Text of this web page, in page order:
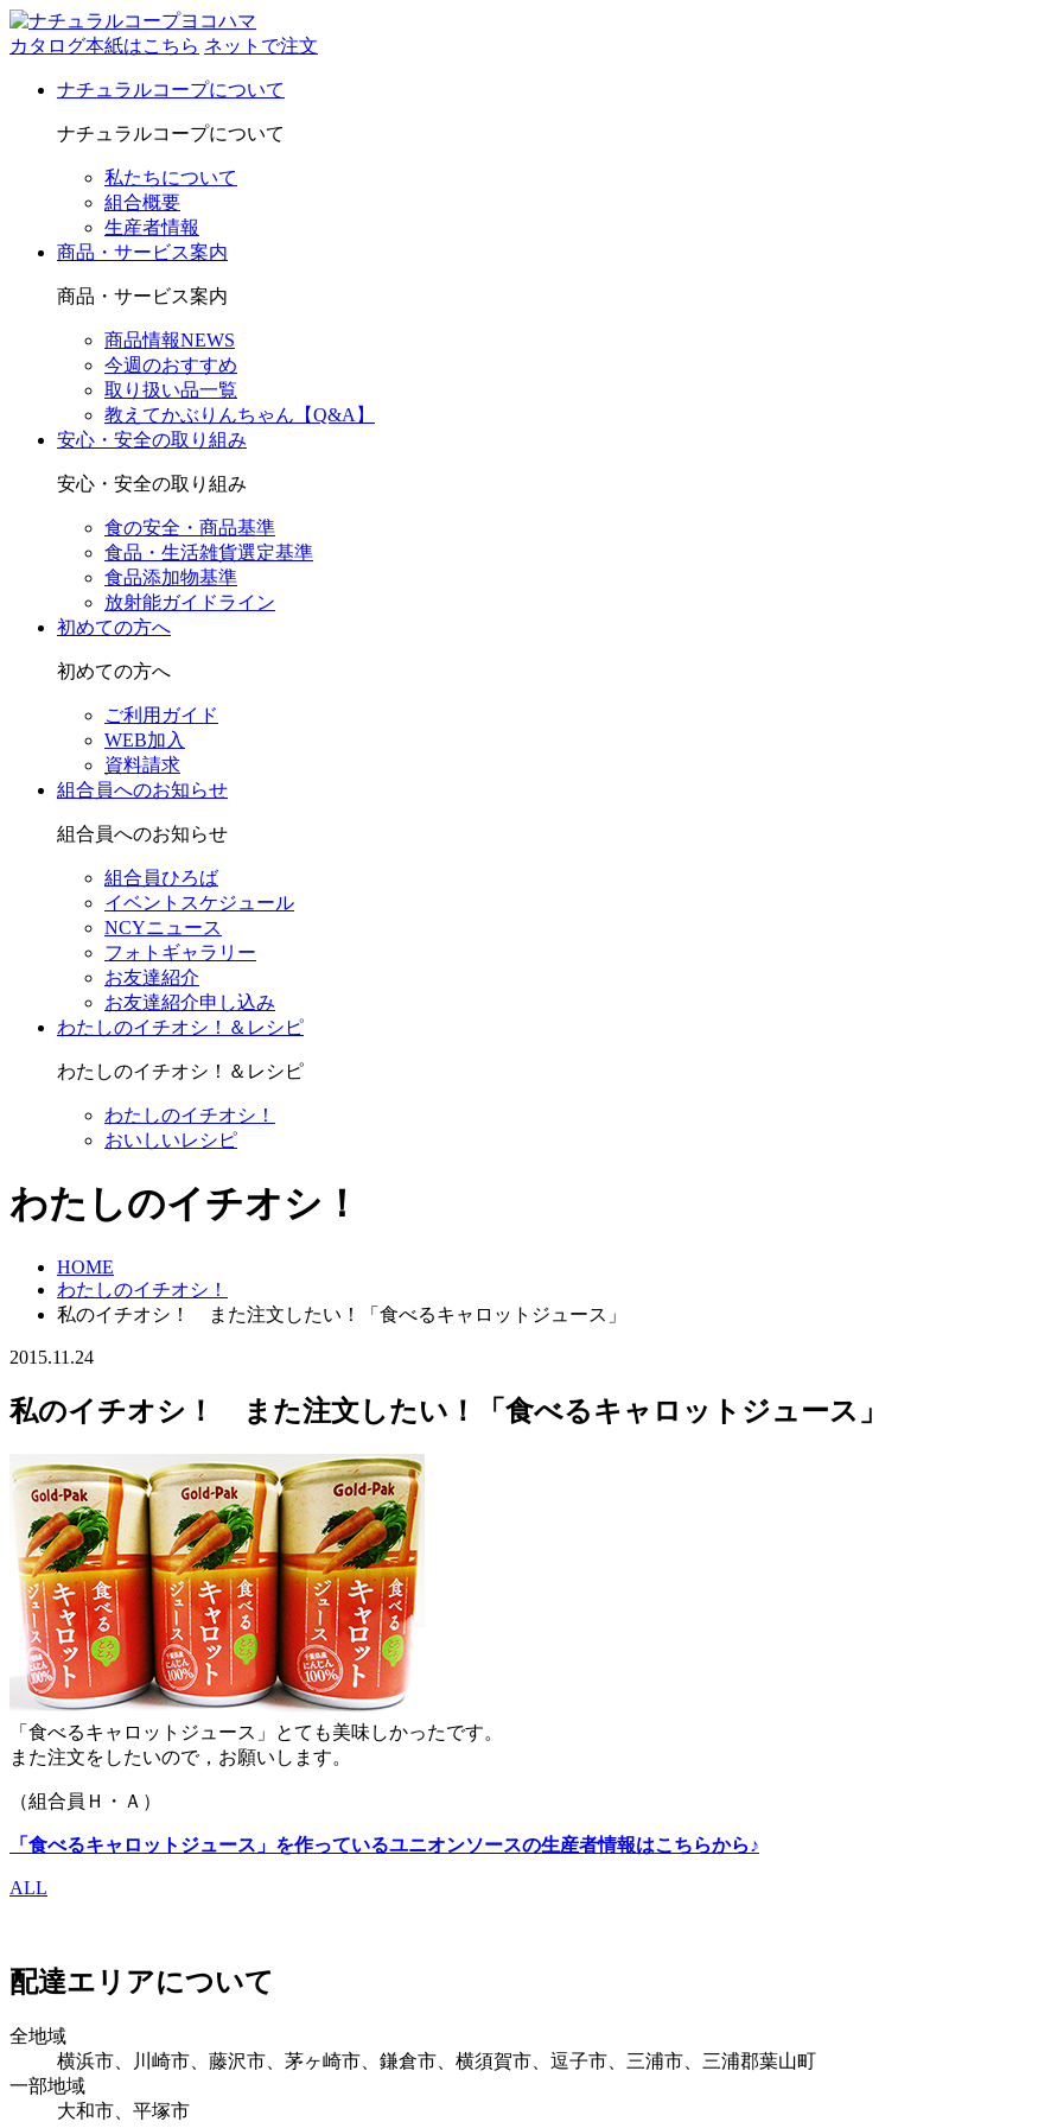
カタログ本紙はこちら ネットで注文
ナチュラルコープについて
ナチュラルコープについて
私たちについて
組合概要
生産者情報
商品・サービス案内
商品・サービス案内
商品情報NEWS
今週のおすすめ
取り扱い品一覧
教えてかぶりんちゃん【Q&A】
安心・安全の取り組み
安心・安全の取り組み
食の安全・商品基準
食品・生活雑貨選定基準
食品添加物基準
放射能ガイドライン
初めての方へ
初めての方へ
ご利用ガイド
WEB加入
資料請求
組合員へのお知らせ
組合員へのお知らせ
組合員ひろば
イベントスケジュール
NCYニュース
フォトギャラリー
お友達紹介
お友達紹介申し込み
わたしのイチオシ！＆レシピ
わたしのイチオシ！＆レシピ
わたしのイチオシ！
おいしいレシピ
わたしのイチオシ！
HOME
わたしのイチオシ！
私のイチオシ！ また注文したい！「食べるキャロットジュース」
2015.11.24
私のイチオシ！ また注文したい！「食べるキャロットジュース」
「食べるキャロットジュース」とても美味しかったです。
また注文をしたいので，お願いします。
（組合員Ｈ・Ａ）
「食べるキャロットジュース」を作っているユニオンソースの生産者情報はこちらから♪
ALL
配達エリアについて
全地域
横浜市、川崎市、藤沢市、茅ヶ崎市、鎌倉市、横須賀市、逗子市、三浦市、三浦郡葉山町
一部地域
大和市、平塚市